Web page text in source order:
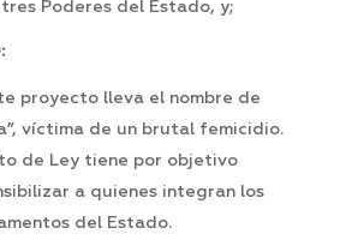
Poderes del Estado, y;
proyecto lleva el nombre de
víctima de un brutal femicidio.
de Ley tiene por objetivo
a quienes integran los
del Estado.